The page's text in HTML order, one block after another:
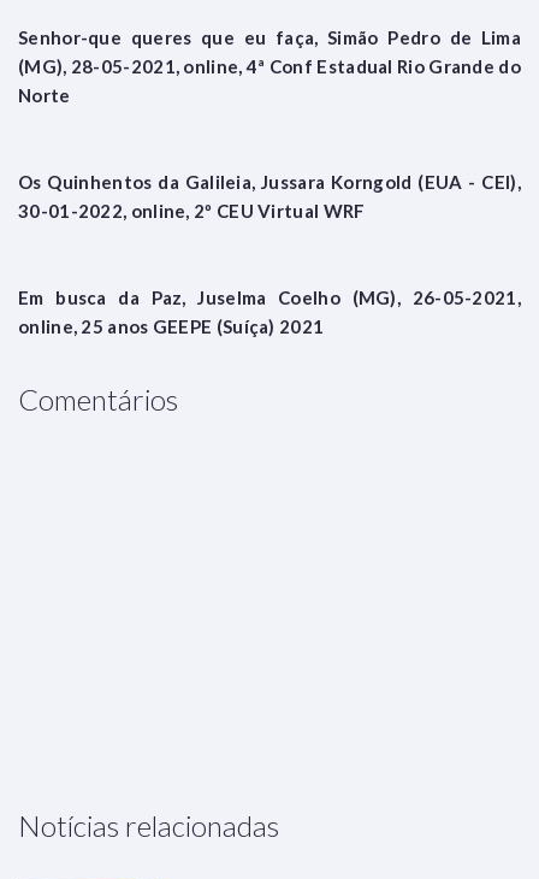
Senhor-que queres que eu faça, Simão Pedro de Lima
(MG), 28-05-2021, online, 4ª Conf Estadual Rio Grande do
Norte
Os Quinhentos da Galileia, Jussara Korngold (EUA - CEI),
30-01-2022, online, 2º CEU Virtual WRF
Em busca da Paz, Juselma Coelho (MG), 26-05-2021,
online, 25 anos GEEPE (Suíça) 2021
Comentários
Notícias relacionadas